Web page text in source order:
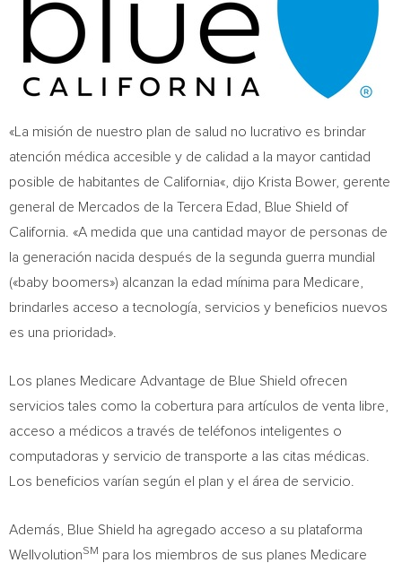
«La misión de nuestro plan de salud no lucrativo es brindar
atención médica accesible y de calidad a la mayor cantidad
posible de habitantes de California«, dijo Krista Bower, gerente
general de Mercados de la Tercera Edad, Blue Shield of
California . «A medida que una cantidad mayor de personas de
la generación nacida después de la segunda guerra mundial
(«baby boomers») alcanzan la edad mínima para Medicare,
brindarles acceso a tecnología, servicios y beneficios nuevos
es una prioridad».
Los planes Medicare Advantage de Blue Shield ofrecen
servicios tales como la cobertura para artículos de venta libre,
acceso a médicos a través de teléfonos inteligentes o
computadoras y servicio de transporte a las citas médicas.
Los beneficios varían según el plan y el área de servicio.
Además, Blue Shield ha agregado acceso a su plataforma
WellvolutionSM para los miembros de sus planes Medicare